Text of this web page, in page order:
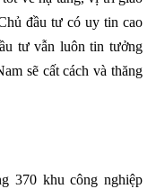
đầu tư có uy tin cao
tư vẫn luôn tin tưởng
sẽ cất cách và thăng
370 khu công nghiệp